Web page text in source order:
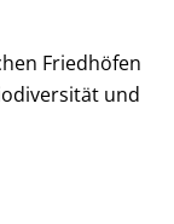
Friedhöfen
und